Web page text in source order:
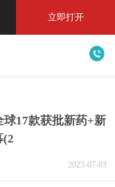
立即打开
17款获批新药+新
(2
2025-07-03